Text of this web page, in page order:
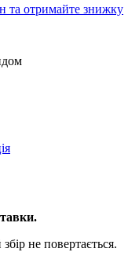
та отримайте знижку
не повертається.